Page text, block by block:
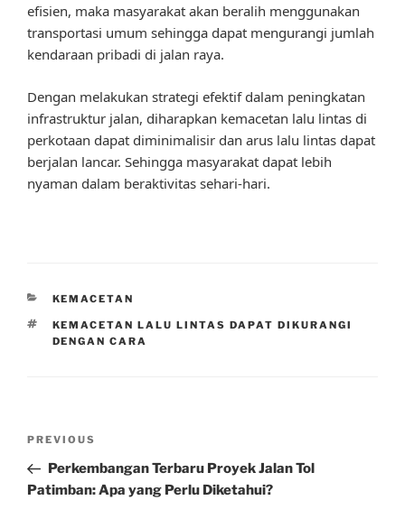
efisien, maka masyarakat akan beralih menggunakan
transportasi umum sehingga dapat mengurangi jumlah
kendaraan pribadi di jalan raya.
Dengan melakukan strategi efektif dalam peningkatan
infrastruktur jalan, diharapkan kemacetan lalu lintas di
perkotaan dapat diminimalisir dan arus lalu lintas dapat
berjalan lancar. Sehingga masyarakat dapat lebih
nyaman dalam beraktivitas sehari-hari.
CATEGORIES
KEMACETAN
TAGS
KEMACETAN LALU LINTAS DAPAT DIKURANGI
DENGAN CARA
Previous
Post
PREVIOUS
Perkembangan Terbaru Proyek Jalan Tol
Patimban: Apa yang Perlu Diketahui?